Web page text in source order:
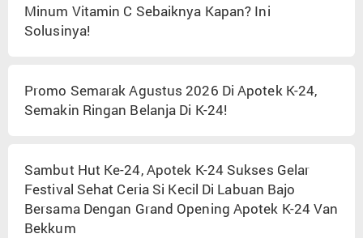
Minum Vitamin C Sebaiknya Kapan? Ini
Solusinya!
Promo Semarak Agustus 2026 Di Apotek K-24,
Semakin Ringan Belanja Di K-24!
Sambut Hut Ke-24, Apotek K-24 Sukses Gelar
Festival Sehat Ceria Si Kecil Di Labuan Bajo
Bersama Dengan Grand Opening Apotek K-24 Van
Bekkum